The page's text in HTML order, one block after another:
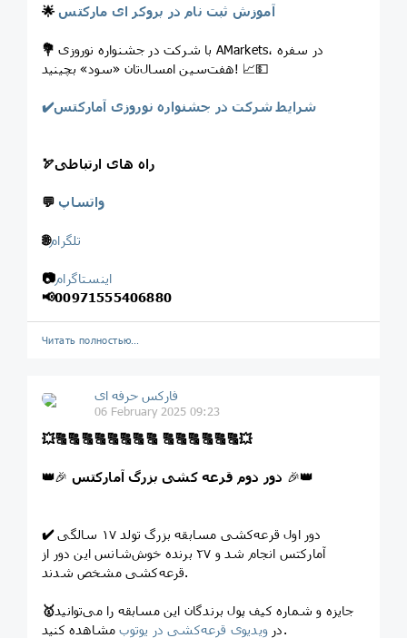
🌟 آموزش ثبت نام در بروکر ای مارکتس
💐 با شرکت در جشنواره نوروزی AMarkets، در سفره
هفت‌سین امسال‌تان «سود» بچینید! 📈💵
✔️شرایط شرکت در جشنواره نوروزی آمارکتس
🏹راه های ارتباطی
💬 واتساپ
🌐تلگرام
📷اینستاگرام
📢00971555406880
Читать полностью…
فارکس حرفه ای
06 February 2025 09:23
💥🔠🔠🔠🔠🔠🔠🔠🔠 🔠🔠🔠🔠🔠🔠💥
👑🎉 دور دوم قرعه کشی بزرگ آمارکتس 🎉👑
✔️دور اول قرعه‌کشی مسابقه بزرگ تولد ۱۷ سالگی
آمارکتس انجام شد و ۲۷ برنده خوش‌شانس این دور از
قرعه‌کشی مشخص شدند.
🥇جایزه و شماره کیف پول برندگان این مسابقه را می‌توانید
در ویدیوی قرعه‌کشی در یوتوب مشاهده کنید.